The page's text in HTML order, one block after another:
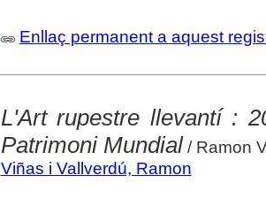
Enllaç permanent a aquest
L'Art rupestre llevantí :
Patrimoni Mundial/ Ramon
Viñas i Vallverdú, Ramon